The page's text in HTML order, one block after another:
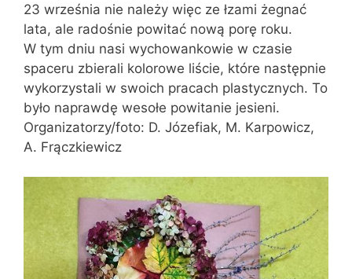
23 września nie należy więc ze łzami żegnać
lata, ale radośnie powitać nową porę roku.
W tym dniu nasi wychowankowie w czasie
spaceru zbierali kolorowe liście, które następnie
wykorzystali w swoich pracach plastycznych. To
było naprawdę wesołe powitanie jesieni.
Organizatorzy/foto: D. Józefiak, M. Karpowicz,
A. Frączkiewicz